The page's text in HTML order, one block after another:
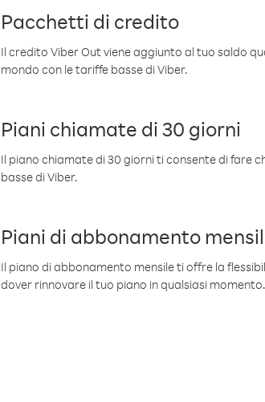
Pacchetti di credito
Il credito Viber Out viene aggiunto al tuo saldo
mondo con le tariffe basse di Viber.
Piani chiamate di 30 giorni
Il piano chiamate di 30 giorni ti consente di fare
basse di Viber.
Piani di abbonamento
Il piano di abbonamento mensile ti offre la
dover rinnovare il tuo piano in qualsiasi